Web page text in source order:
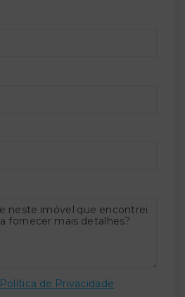
Política de Privacidade